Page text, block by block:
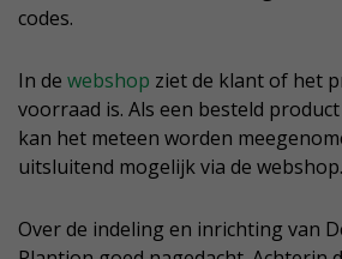
codes.
In de webshop ziet de klant of het
voorraad is. Als een besteld
kan het meteen worden
uitsluitend mogelijk via de webshop.
Over de indeling en inrichting van